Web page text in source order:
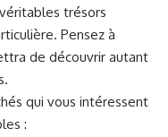
trésors
Pensez à
de découvrir autant
qui vous intéressent
: